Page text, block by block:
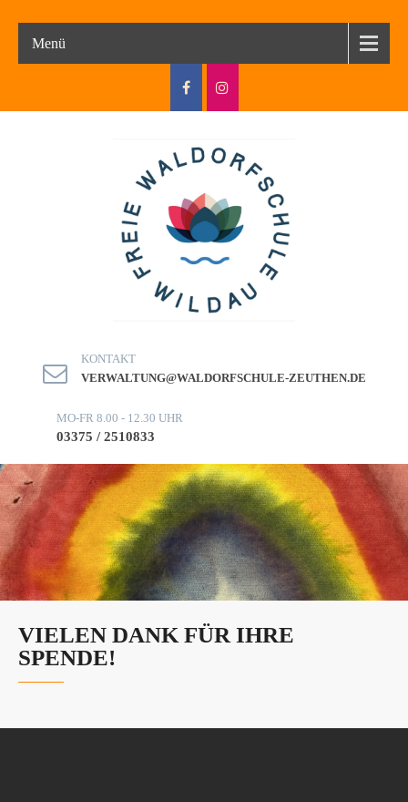
Menü
KONTAKT
VERWALTUNG@WALDORFSCHULE-ZEUTHEN.DE
MO-FR 8.00 - 12.30 UHR
03375 / 2510833
VIELEN DANK FÜR IHRE
SPENDE!